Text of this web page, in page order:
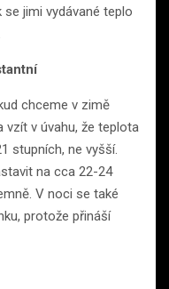
jimi vydávané teplo
chceme v zimě
vzít v úvahu, že teplota
stupních, ne vyšší.
na cca 22-24
V noci se také
protože přináší